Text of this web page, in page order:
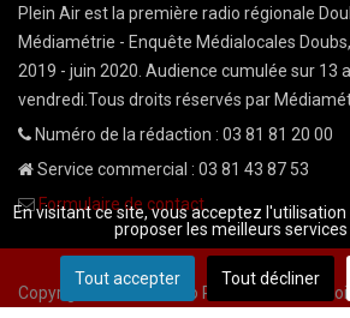
Plein Air est la première radio régionale
Médiamétrie - Enquête Médialocales
2019 - juin 2020. Audience cumulée sur 13
vendredi.Tous droits réservés par
Numéro de la rédaction : 03 81 81 20 00
Service commercial : 03 81 43 87 53
Formulaire de contact
Copyright © 2026 Radio Plein Air - Tous
En visitant ce site, vous acceptez
proposer les meilleurs services
Tout accepter Tout décliner